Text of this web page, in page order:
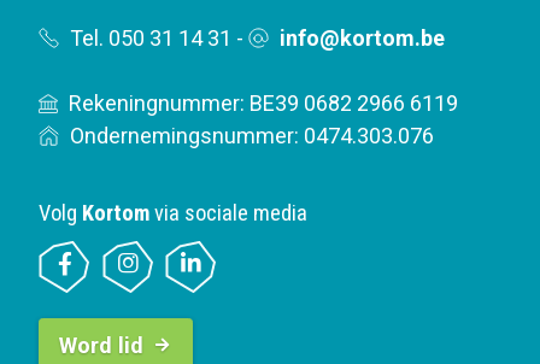
Tel. 050 31 14 31 - info@kortom.be
Rekeningnummer: BE39 0682 2966 6119
Ondernemingsnummer: 0474.303.076
Volg Kortomvia sociale media
B
Word lid